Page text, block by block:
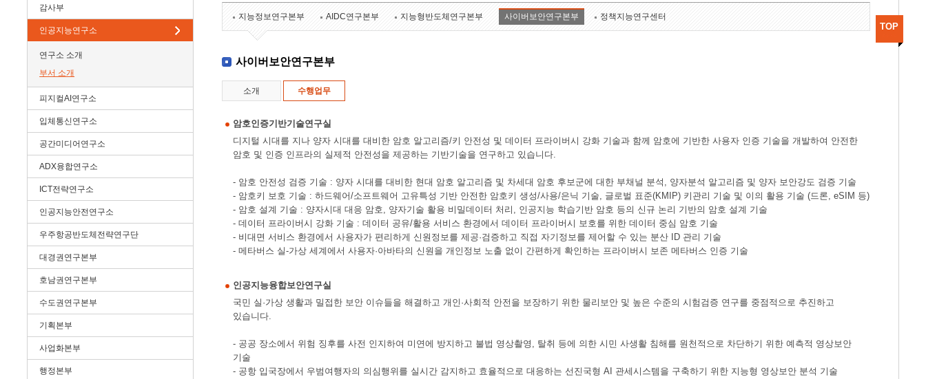
감사부
인공지능연구소
연구소 소개
부서 소개
피지컬AI연구소
입체통신연구소
공간미디어연구소
ADX융합연구소
ICT전략연구소
인공지능안전연구소
우주항공반도체전략연구단
대경권연구본부
호남권연구본부
수도권연구본부
기획본부
사업화본부
행정본부
지능정보연구본부 AIDC연구본부 지능형반도체연구본부 사이버보안연구본부 정책지능연구센터
사이버보안연구본부
소개 수행업무
암호인증기반기술연구실
디지털 시대를 지나 양자 시대를 대비한 암호 알고리즘/키 안전성 및 데이터 프라이버시 강화 기술과 함께 암호에 기반한 사용자 인증 기술을 개발하여 안전한
암호 및 인증 인프라의 실제적 안전성을 제공하는 기반기술을 연구하고 있습니다.
- 암호 안전성 검증 기술 : 양자 시대를 대비한 현대 암호 알고리즘 및 차세대 암호 후보군에 대한 부채널 분석, 양자분석 알고리즘 및 양자 보안강도 검증 기술
- 암호키 보호 기술 : 하드웨어/소프트웨어 고유특성 기반 안전한 암호키 생성/사용/은닉 기술, 글로벌 표준(KMIP) 키관리 기술 및 이의 활용 기술 (드론, eSIM 등)
- 암호 설계 기술 : 양자시대 대응 암호, 양자기술 활용 비밀데이터 처리, 인공지능 학습기반 암호 등의 신규 논리 기반의 암호 설계 기술
- 데이터 프라이버시 강화 기술 : 데이터 공유/활용 서비스 환경에서 데이터 프라이버시 보호를 위한 데이터 중심 암호 기술
- 비대면 서비스 환경에서 사용자가 편리하게 신원정보를 제공·검증하고 직접 자기정보를 제어할 수 있는 분산 ID 관리 기술
- 메타버스 실-가상 세계에서 사용자·아바타의 신원을 개인정보 노출 없이 간편하게 확인하는 프라이버시 보존 메타버스 인증 기술
인공지능융합보안연구실
국민 실·가상 생활과 밀접한 보안 이슈들을 해결하고 개인·사회적 안전을 보장하기 위한 물리보안 및 높은 수준의 시험검증 연구를 중점적으로 추진하고
있습니다.
- 공공 장소에서 위험 징후를 사전 인지하여 미연에 방지하고 불법 영상촬영, 탈취 등에 의한 시민 사생활 침해를 원천적으로 차단하기 위한 예측적 영상보안
기술
- 공항 입국장에서 우범여행자의 의심행위를 실시간 감지하고 효율적으로 대응하는 선진국형 AI 관세시스템을 구축하기 위한 지능형 영상보안 분석 기술
TOP